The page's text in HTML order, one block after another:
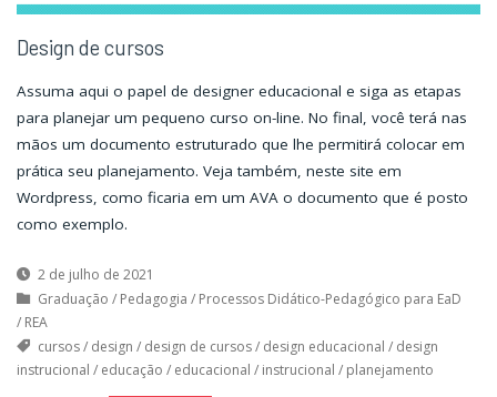
Design de cursos
Assuma aqui o papel de designer educacional e siga as etapas
para planejar um pequeno curso on-line. No final, você terá nas
mãos um documento estruturado que lhe permitirá colocar em
prática seu planejamento. Veja também, neste site em
Wordpress, como ficaria em um AVA o documento que é posto
como exemplo.
2 de julho de 2021
Graduação / Pedagogia / Processos Didático-Pedagógico para EaD
/ REA
cursos/ design / design de cursos/ design educacional / design
instrucional / educação / educacional / instrucional / planejamento